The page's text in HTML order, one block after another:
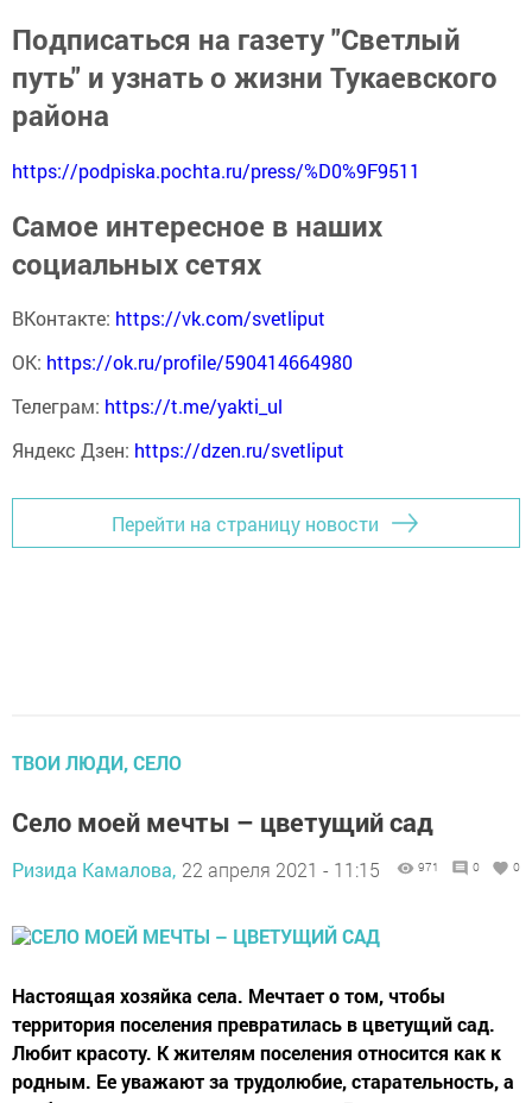
Подписаться на газету "Светлый
путь" и узнать о жизни Тукаевского
района
https://podpiska.pochta.ru/press/%D0%9F9511
Самое интересное в наших
социальных сетях
ВКонтакте: https://vk.com/svetliput
ОК: https://ok.ru/profile/590414664980
Телеграм: https://t.me/yakti_ul
Яндекс Дзен: https://dzen.ru/svetliput
Перейти на страницу новости
ТВОИ ЛЮДИ, СЕЛО
Село моей мечты – цветущий сад
Ризида Камалова, 22 апреля 2021 - 11:15 971 0 0
Настоящая хозяйка села. Мечтает о том, чтобы
территория поселения превратилась в цветущий сад.
Любит красоту. К жителям поселения относится как к
родным. Ее уважают за трудолюбие, старательность, а